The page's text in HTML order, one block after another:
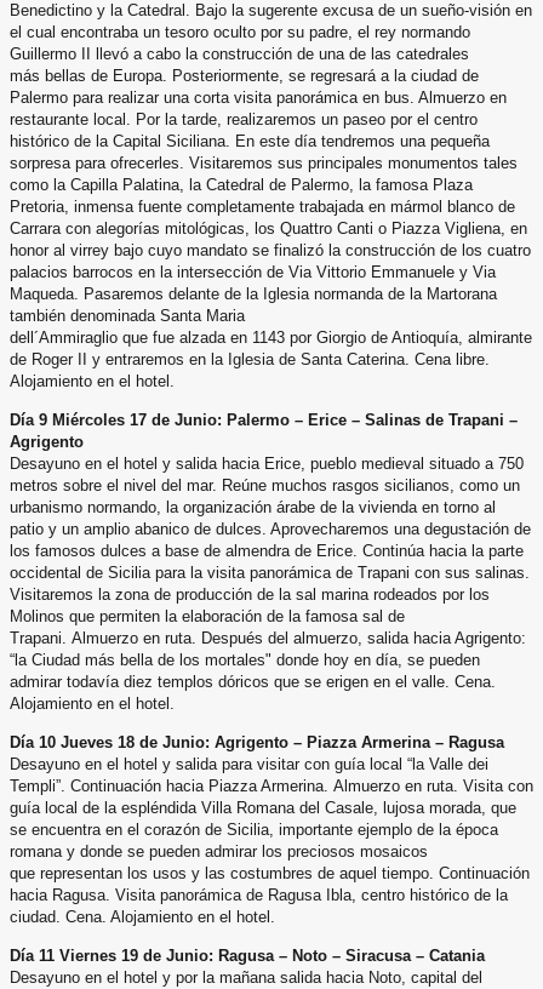
Benedictino y la Catedral. Bajo la sugerente excusa de un sueño-visión en
el cual encontraba un tesoro oculto por su padre, el rey normando
Guillermo II llevó a cabo la construcción de una de las catedrales
más bellas de Europa. Posteriormente, se regresará a la ciudad de
Palermo para realizar una corta visita panorámica en bus. Almuerzo en
restaurante local. Por la tarde, realizaremos un paseo por el centro
histórico de la Capital Siciliana. En este día tendremos una pequeña
sorpresa para ofrecerles. Visitaremos sus principales monumentos tales
como la Capilla Palatina, la Catedral de Palermo, la famosa Plaza
Pretoria, inmensa fuente completamente trabajada en mármol blanco de
Carrara con alegorías mitológicas, los Quattro Canti o Piazza Vigliena, en
honor al virrey bajo cuyo mandato se finalizó la construcción de los cuatro
palacios barrocos en la intersección de Via Vittorio Emmanuele y Via
Maqueda. Pasaremos delante de la Iglesia normanda de la Martorana
también denominada Santa Maria
dell´Ammiraglio que fue alzada en 1143 por Giorgio de Antioquía, almirante
de Roger II y entraremos en la Iglesia de Santa Caterina. Cena libre.
Alojamiento en el hotel.
Día 9 Miércoles 17 de Junio: Palermo – Erice – Salinas de Trapani –
Agrigento
Desayuno en el hotel y salida hacia Erice, pueblo medieval situado a 750
metros sobre el nivel del mar. Reúne muchos rasgos sicilianos, como un
urbanismo normando, la organización árabe de la vivienda en torno al
patio y un amplio abanico de dulces. Aprovecharemos una degustación de
los famosos dulces a base de almendra de Erice. Continúa hacia la parte
occidental de Sicilia para la visita panorámica de Trapani con sus salinas.
Visitaremos la zona de producción de la sal marina rodeados por los
Molinos que permiten la elaboración de la famosa sal de
Trapani. Almuerzo en ruta. Después del almuerzo, salida hacia Agrigento:
“la Ciudad más bella de los mortales" donde hoy en día, se pueden
admirar todavía diez templos dóricos que se erigen en el valle. Cena.
Alojamiento en el hotel.
Día 10 Jueves 18 de Junio: Agrigento – Piazza Armerina – Ragusa
Desayuno en el hotel y salida para visitar con guía local “la Valle dei
Templi”. Continuación hacia Piazza Armerina. Almuerzo en ruta. Visita con
guía local de la espléndida Villa Romana del Casale, lujosa morada, que
se encuentra en el corazón de Sicilia, importante ejemplo de la época
romana y donde se pueden admirar los preciosos mosaicos
que representan los usos y las costumbres de aquel tiempo. Continuación
hacia Ragusa. Visita panorámica de Ragusa Ibla, centro histórico de la
ciudad. Cena. Alojamiento en el hotel.
Día 11 Viernes 19 de Junio: Ragusa – Noto – Siracusa – Catania
Desayuno en el hotel y por la mañana salida hacia Noto, capital del